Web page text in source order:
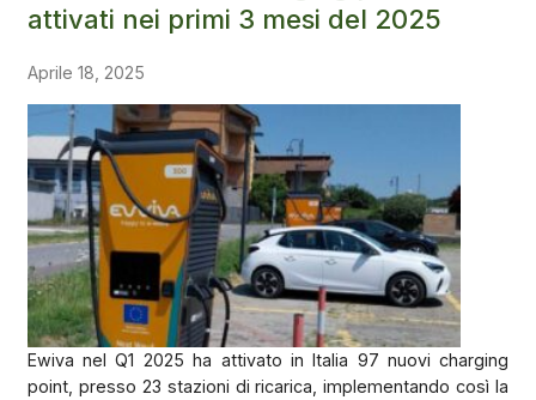
attivati nei primi 3 mesi del 2025
Aprile 18, 2025
Ewiva nel Q1 2025 ha attivato in Italia 97 nuovi charging
point, presso 23 stazioni di ricarica, implementando così la